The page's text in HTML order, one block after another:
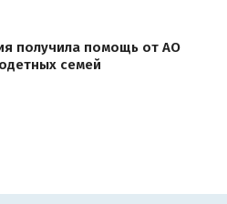
получила помощь от АО
семей